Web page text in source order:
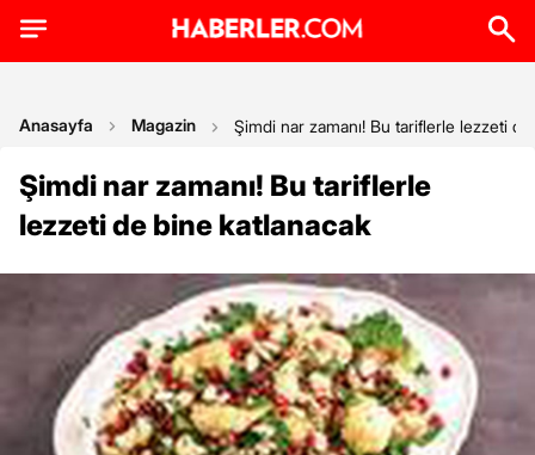
Anasayfa Magazin Şimdi nar zamanı! Bu tariflerle lezzeti
Şimdi nar zamanı! Bu tariflerle
lezzeti de bine katlanacak